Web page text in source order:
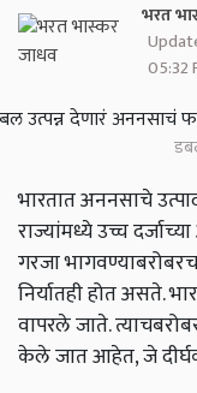
भरत
05:32
भारतात अननसाचे
राज्यांमध्ये उच्च
गरजा
निर्यातही होत असते.
वापरले जाते.
केले जात आहेत,जे